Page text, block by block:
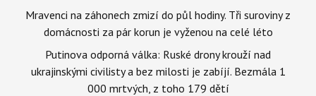
Mravenci na záhonech zmizí do půl hodiny. Tři suroviny z
domácnosti za pár korun je vyženou na celé léto
Putinova odporná válka: Ruské drony krouží nad
ukrajinskými civilisty a bez milosti je zabíjí. Bezmála 1
000 mrtvých, z toho 179 dětí